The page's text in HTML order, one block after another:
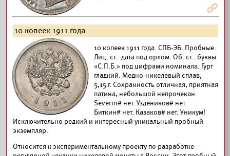
Я
10 копеек 1911 года.
10 копеек 1911 года. СПБ-ЭБ. Пробные.
Лиц. ст.: дата под орлом. Об. ст.: буквы
«С.П.Б.» под цифрами номинала. Гурт
гладкий. Медно-никелевый сплав,
5,15 г. Сохранность отличная, приятная
патина, небольшой непрочекан.
Severin# нет. Уздеников# нет.
Биткин# нет. Казаков# нет. Уникум!
Исключительно редкий и интересный уникальный пробный
экземпляр.
Относится к экспериментальному проекту по разработке